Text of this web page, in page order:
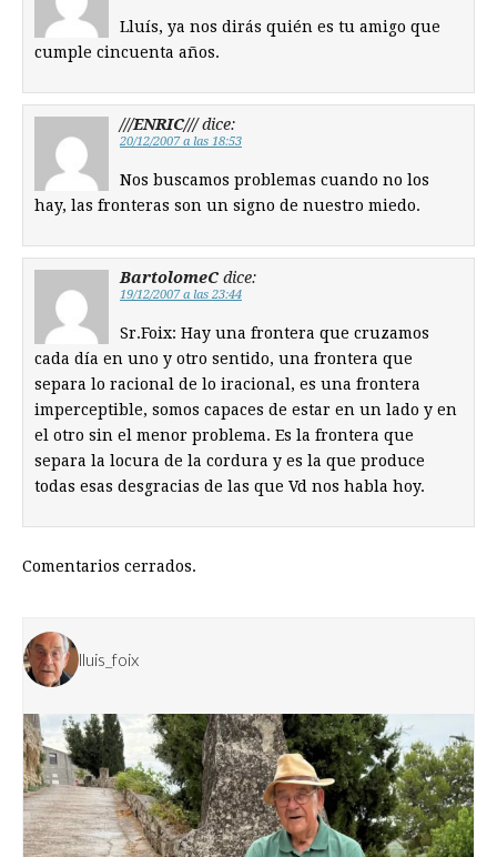
Lluís, ya nos dirás quién es tu amigo que
cumple cincuenta años.
///ENRIC/// dice:
20/12/2007 a las 18:53
Nos buscamos problemas cuando no los
hay, las fronteras son un signo de nuestro miedo.
BartolomeC dice:
19/12/2007 a las 23:44
Sr.Foix: Hay una frontera que cruzamos
cada día en uno y otro sentido, una frontera que
separa lo racional de lo iracional, es una frontera
imperceptible, somos capaces de estar en un lado y en
el otro sin el menor problema. Es la frontera que
separa la locura de la cordura y es la que produce
todas esas desgracias de las que Vd nos habla hoy.
Comentarios cerrados.
lluis_foix